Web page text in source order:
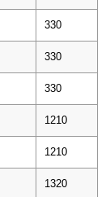
330
330
330
1210
1210
1320